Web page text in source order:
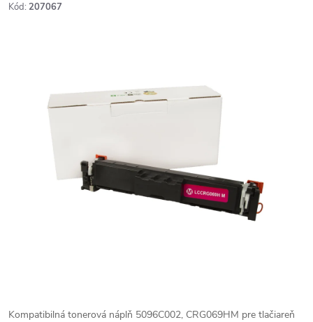
Kód: 207067
Kompatibilná tonerová náplň 5096C002, CRG069HM pre tlačiareň